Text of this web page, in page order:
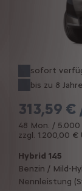
sofort
bis zu 8
313,59
48 Mon. / 5.000
zzgl. 1.200,00
Hybrid 145
Benzin / Mild-
Nennleistung